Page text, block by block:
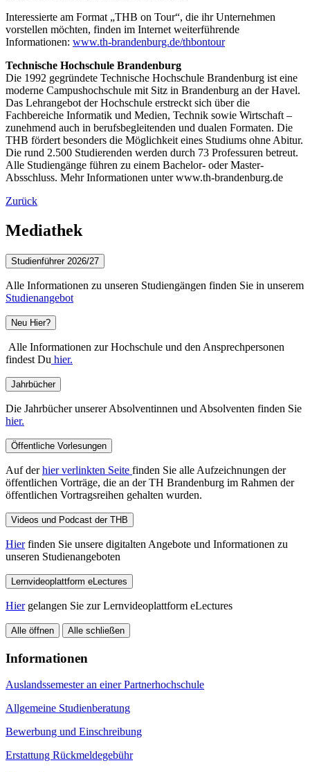
Interessierte am Format „THB on Tour“, die ihr Unternehmen
vorstellen möchten, finden im Internet weiterführende
Informationen: www.th-brandenburg.de/thbontour
Technische Hochschule Brandenburg
Die 1992 gegründete Technische Hochschule Brandenburg ist eine
moderne Campushochschule mit Sitz in Brandenburg an der Havel.
Das Lehrangebot der Hochschule erstreckt sich über die
Fachbereiche Informatik und Medien, Technik sowie Wirtschaft –
zunehmend auch in berufsbegleitenden und dualen Formaten. Die
THB fördert besonders die Möglichkeit eines Studiums ohne Abitur.
Die rund 2.500 Studierenden werden durch 73 Professuren betreut.
Alle Studiengänge führen zu einem Bachelor- oder Master-
Absschluss. Mehr Informationen unter www.th-brandenburg.de
Zurück
Mediathek
Studienführer 2026/27
Alle Informationen zu unseren Studiengängen finden Sie in unserem
Studienangebot
Neu Hier?
Alle Informationen zur Hochschule und den Ansprechpersonen
findest Du hier.
Jahrbücher
Die Jahrbücher unserer Absolventinnen und Absolventen finden Sie
hier.
Öffentliche Vorlesungen
Auf derhier verlinkten Seite finden Sie alle Aufzeichnungen der
öffentlichen Vorträge, die an der TH Brandenburg im Rahmen der
öffentlichen Vortragsreihen gehalten wurden.
Videos und Podcast der THB
Hierfinden Sie unsere digitalten Angebote und Informationen zu
unseren Studienangeboten
Lernvideoplattform eLectures
Hiergelangen Sie zur Lernvideoplattform eLectures
Alle öffnen Alle schließen
Informationen
Auslandssemester an einer Partnerhochschule
Allgemeine Studienberatung
Bewerbung und Einschreibung
Erstattung Rückmeldegebühr